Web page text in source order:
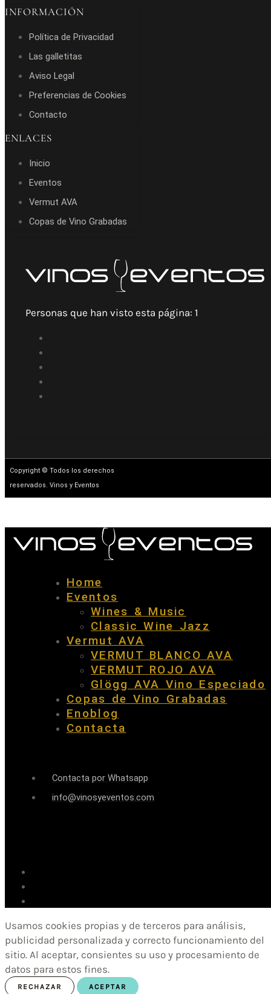
INFORMACIÓN
Política de Privacidad
Las galletitas
Aviso Legal
Preferencias de Cookies
Contacto
ENLACES
Inicio
Eventos
Vermut AVA
Copas de Vino Grabadas
Personas que han visto esta página: 1
Copyright © Todos los derechos
reservados. Vinos y Eventos
Home
Eventos
Wines & Music
Classic Wine Jazz
Vermut AVA
VERMUT BLANCO AVA
VERMUT ROJO AVA
Glögg AVA Vino Especiado
Copas de Vino Grabadas
Enoblog
Contacta
Contacta por Whatsapp
info@vinosyeventos.com
Usamos cookies propias y de terceros para análisis,
publicidad personalizada y correcto funcionamiento del
sitio. Al aceptar, consientes su uso y procesamiento de
datos para estos fines.
RECHAZAR ACEPTAR